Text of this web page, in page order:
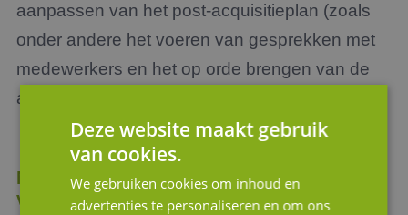
aanpassen van het post-acquisitieplan (zoals
onder andere het voeren van gesprekken met
medewerkers en het op orde brengen van de
automatisering).
Meer dan alleen een kwantitatieve scan
van de over te nemen onderneming
Deze website maakt gebruik
van cookies.
We gebruiken cookies om inhoud en
advertenties te personaliseren en om ons